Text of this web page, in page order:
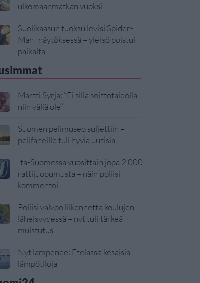
ulkomaanmatkan vuoksi
Suolikaasun tuoksu levisi Spider-
Man -näytöksessä – yleisö poistui
paikalta
Martti Syrjä: ”Ei sillä soittotaidolla
niin väliä ole”
Suomen pelimuseo suljettiin –
pelifaneille tuli hyviä uutisia
Itä-Suomessa vuosittain jopa 2 000
rattijuopumusta – näin poliisi
kommentoi
Poliisi valvoo liikennettä koulujen
läheisyydessä – nyt tuli tärkeä
muistutus
Nyt lämpenee: Etelässä kesäisiä
lämpötiloja